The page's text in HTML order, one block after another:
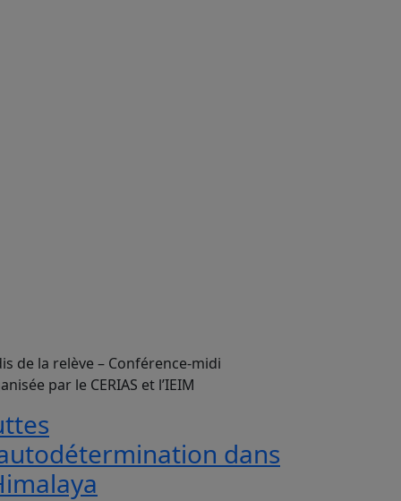
de la relève – Conférence-midi
par le CERIAS et l’IEIM
dans